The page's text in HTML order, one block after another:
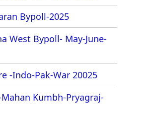
Bypoll-2025
West Bypoll- May-June-
-Indo-Pak-War 20025
Kumbh-Pryagraj-